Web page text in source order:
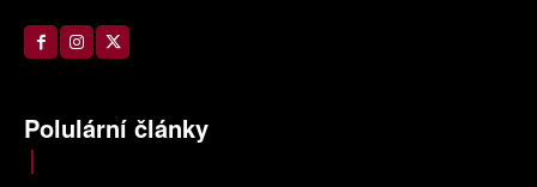
Polulární články